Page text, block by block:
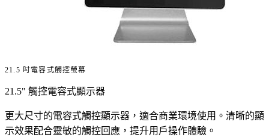
21.5 吋電容式觸控螢幕
21.5" 觸控電容式顯示器
更大尺寸的電容式觸控顯示器，適合商業環境使用。清晰的顯
示效果配合靈敏的觸控回應，提升用戶操作體驗。